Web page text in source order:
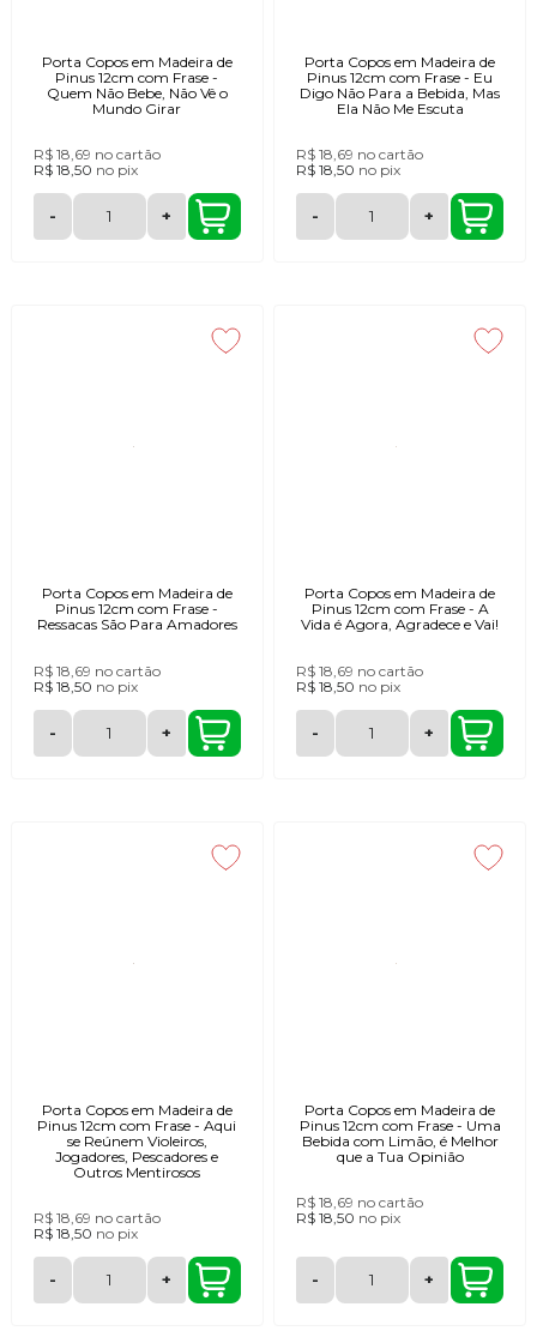
Porta Copos em Madeira de
Pinus 12cm com Frase -
Quem Não Bebe, Não Vê o
Mundo Girar
R$ 18,69 no cartão
R$ 18,50 no pix
- +
Porta Copos em Madeira de
Pinus 12cm com Frase - Eu
Digo Não Para a Bebida, Mas
Ela Não Me Escuta
R$ 18,69 no cartão
R$ 18,50 no pix
- +
Porta Copos em Madeira de
Pinus 12cm com Frase -
Ressacas São Para Amadores
R$ 18,69 no cartão
R$ 18,50 no pix
- +
Porta Copos em Madeira de
Pinus 12cm com Frase - A
Vida é Agora, Agradece e Vai!
R$ 18,69 no cartão
R$ 18,50 no pix
- +
Porta Copos em Madeira de
Pinus 12cm com Frase - Aqui
se Reúnem Violeiros,
Jogadores, Pescadores e
Outros Mentirosos
R$ 18,69 no cartão
R$ 18,50 no pix
- +
Porta Copos em Madeira de
Pinus 12cm com Frase - Uma
Bebida com Limão, é Melhor
que a Tua Opinião
R$ 18,69 no cartão
R$ 18,50 no pix
- +